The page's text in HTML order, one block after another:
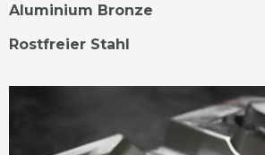
Aluminium Bronze
Rostfreier Stahl